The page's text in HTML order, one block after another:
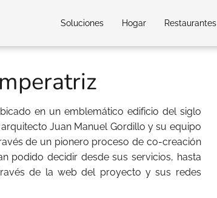
Soluciones Hogar Restaurantes
en un emblemático edificio del siglo
Juan Manuel Gordillo y su equipo
de un pionero proceso de co-creación
podido decidir desde sus servicios, hasta
de la web del proyecto y sus redes